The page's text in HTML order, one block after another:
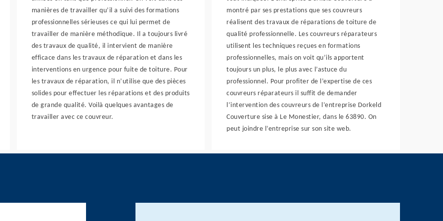
manières de travailler qu’il a suivi des formations
professionnelles sérieuses ce qui lui permet de
travailler de manière méthodique. Il a toujours livré
des travaux de qualité, il intervient de manière
efficace dans les travaux de réparation et dans les
interventions en urgence pour fuite de toiture. Pour
les travaux de réparation, il n’utilise que des pièces
solides pour effectuer les réparations et des produits
de grande qualité. Voilà quelques avantages de
travailler avec ce couvreur.
montré par ses prestations que ses couvreurs
réalisent des travaux de réparations de toiture de
qualité professionnelle. Les couvreurs réparateurs
utilisent les techniques reçues en formations
professionnelles, mais on voit qu’ils apportent
toujours un plus, le plus avec l’astuce du
professionnel. Pour profiter de l’expertise de ces
couvreurs réparateurs il suffit de demander
l’intervention des couvreurs de l’entreprise Dorkeld
Couverture sise à Le Monestier, dans le 63890. On
peut joindre l’entreprise sur son site web.